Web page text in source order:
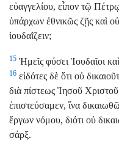
εὐαγγελίου, εἶπον τῷ
ὑπάρχων ἐθνικῶς ζῇς καὶ
ἰουδαΐζειν;
15 Ἡμεῖς φύσει Ἰουδαῖοι
16 εἰδότες δὲ ὅτι οὐ
διὰ πίστεως Ἰησοῦ
ἐπιστεύσαμεν, ἵνα
ἔργων νόμου, διότι οὐ
σάρξ.